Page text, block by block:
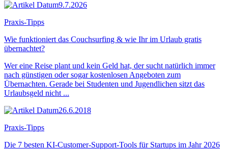
9.7.2026
Praxis-Tipps
Wie funktioniert das Couchsurfing & wie Ihr im Urlaub gratis
übernachtet?
Wer eine Reise plant und kein Geld hat, der sucht natürlich immer
nach günstigen oder sogar kostenlosen Angeboten zum
Übernachten. Gerade bei Studenten und Jugendlichen sitzt das
Urlaubsgeld nicht ...
26.6.2018
Praxis-Tipps
Die 7 besten KI-Customer-Support-Tools für Startups im Jahr 2026